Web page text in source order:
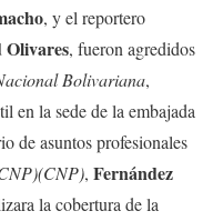
, y el reportero
Olivares, fueron agredidos
Bolivariana,
en la sede de la embajada
de asuntos profesionales
, Fernández
la cobertura de la